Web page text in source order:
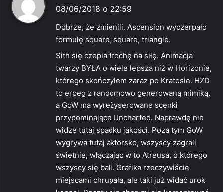
i
:
08/06/2018 o 22:59
Dobrze, że zmienili. Ascension wyczerpało
formułę square, square, triangle.
Sith się czepia trochę na siłę. Animacja
twarzy BYŁA o wiele lepsza niż w Horizonie,
którego skończyłem zaraz po Kratosie. HZD
to erpeg z randomowo generowaną mimiką,
a GoW ma wyreżyserowane scenki
przypominające Uncharted. Naprawdę nie
widzę tutaj spadku jakości. Poza tym GoW
wygrywa tutaj aktorsko, wszyscy zagrali
świetnie, włączając w to Atreusa, o którego
wszyscy się bali. Grafika rzeczywiście
miejscami chrupała, ale taki już widać urok